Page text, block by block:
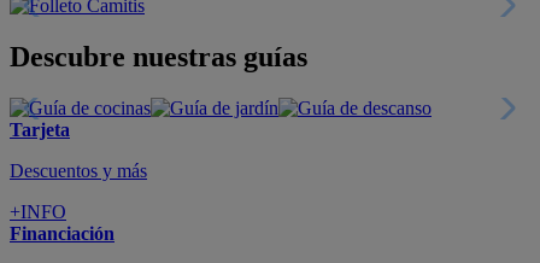
Descubre nuestras guías
Tarjeta
Descuentos y más
+INFO
Financiación